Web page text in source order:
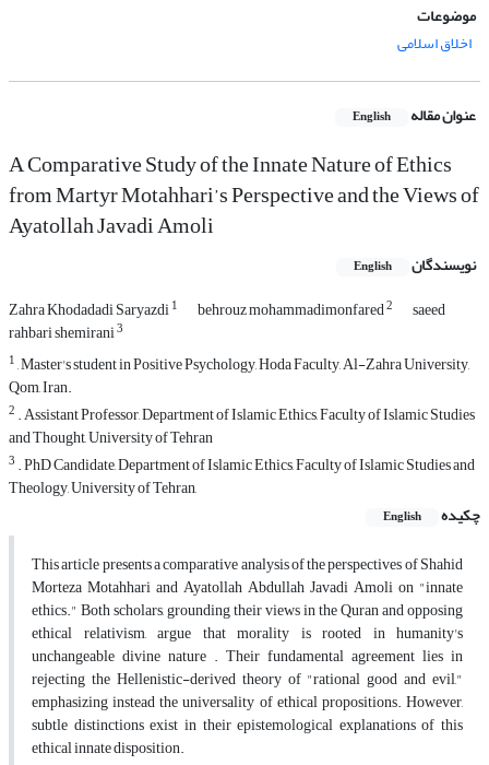
موضوعات
اخلاق اسلامی
عنوان مقاله English
A Comparative Study of the Innate Nature of Ethics
from Martyr Motahhari’s Perspective and the Views of
Ayatollah Javadi Amoli
نویسندگان English
Zahra Khodadadi Saryazdi1 behrouz mohammadimonfared2 saeed
rahbari shemirani3
1, Master's student in Positive Psychology, Hoda Faculty, Al-Zahra University,
Qom, Iran.
2 . Assistant Professor, Department of Islamic Ethics, Faculty of Islamic Studies
and Thought, University of Tehran
3 . PhD Candidate, Department of Islamic Ethics, Faculty of Islamic Studies and
Theology, University of Tehran,
چکیده
English
This article presents a comparative analysis of the perspectives of Shahid
Morteza Motahhari and Ayatollah Abdullah Javadi Amoli on "innate
ethics." Both scholars, grounding their views in the Quran and opposing
ethical relativism, argue that morality is rooted in humanity's
unchangeable divine nature . Their fundamental agreement lies in
rejecting the Hellenistic-derived theory of "rational good and evil,"
emphasizing instead the universality of ethical propositions. However,
subtle distinctions exist in their epistemological explanations of this
ethical innate disposition.